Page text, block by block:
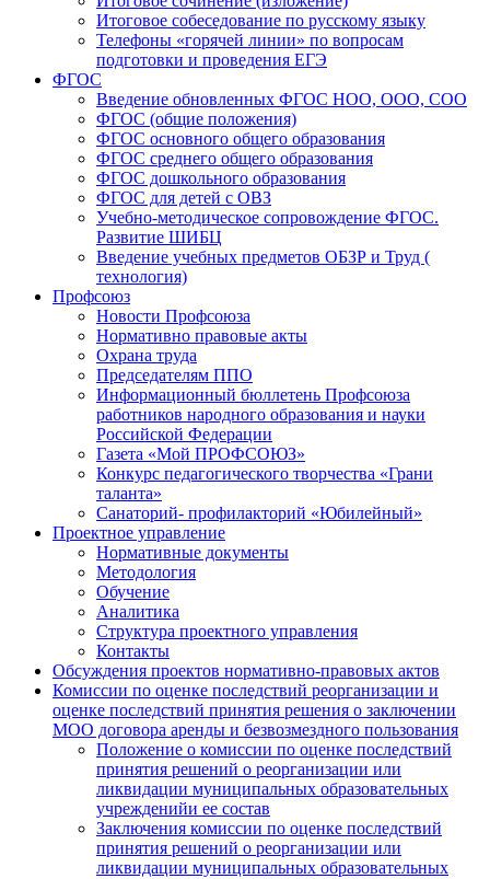
Итоговое собеседование по русскому языку
Телефоны «горячей линии» по вопросам
подготовки и проведения ЕГЭ
ФГОС
Введение обновленных ФГОС НОО, ООО, СОО
ФГОС (общие положения)
ФГОС основного общего образования
ФГОС среднего общего образования
ФГОС дошкольного образования
ФГОС для детей с ОВЗ
Учебно-методическое сопровождение ФГОС.
Развитие ШИБЦ
Введение учебных предметов ОБЗР и Труд (
технология)
Профсоюз
Новости Профсоюза
Нормативно правовые акты
Охрана труда
Председателям ППО
Информационный бюллетень Профсоюза
работников народного образования и науки
Российской Федерации
Газета «Мой ПРОФСОЮЗ»
Конкурс педагогического творчества «Грани
таланта»
Санаторий- профилакторий «Юбилейный»
Проектное управление
Нормативные документы
Методология
Обучение
Аналитика
Структура проектного управления
Контакты
Обсуждения проектов нормативно-правовых актов
Комиссии по оценке последствий реорганизации и
оценке последствий принятия решения о заключении
МОО договора аренды и безвозмездного пользования
Положение о комиссии по оценке последствий
принятия решений о реорганизации или
ликвидации муниципальных образовательных
учрежденийи ее состав
Заключения комиссии по оценке последствий
принятия решений о реорганизации или
ликвидации муниципальных образовательных